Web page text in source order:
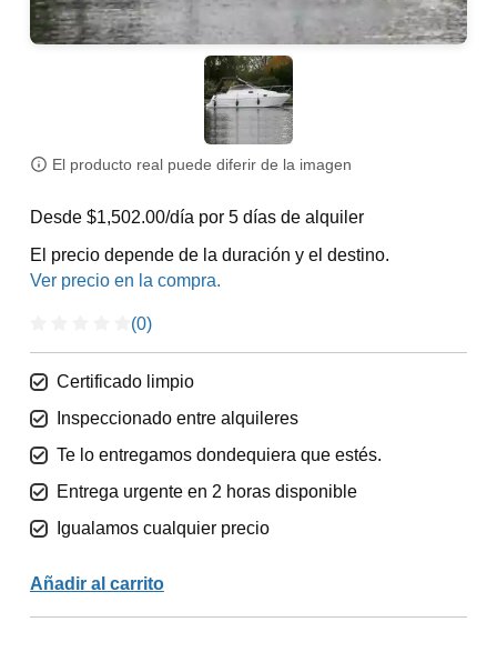
El producto real puede diferir de la imagen
Desde $1,502.00/día por 5 días de alquiler
El precio depende de la duración y el destino.
(0)
Certificado limpio
Inspeccionado entre alquileres
Te lo entregamos dondequiera que estés.
Entrega urgente en 2 horas disponible
Igualamos cualquier precio
Añadir al carrito